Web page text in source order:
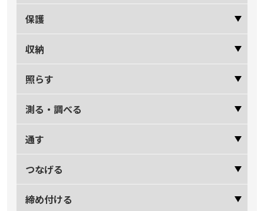
保護
収納
照らす
測る・調べる
通す
つなげる
締め付ける